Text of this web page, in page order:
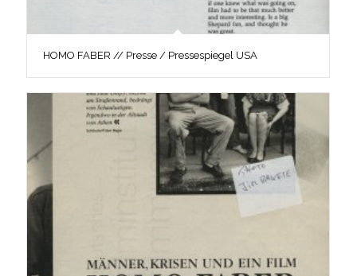
HOMO FABER // Presse / Pressespiegel USA